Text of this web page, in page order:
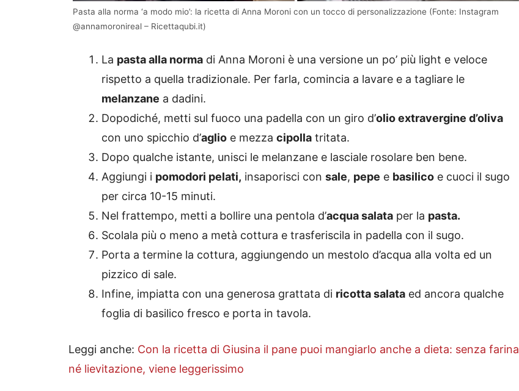
Pasta alla norma ‘a modo mio’: la ricetta di Anna Moroni con un tocco di personalizzazione (Fonte: Instagram
@annamoronireal – Ricettaqubi.it)
La pasta alla norma di Anna Moroni è una versione un po’ più light e veloce
rispetto a quella tradizionale. Per farla, comincia a lavare e a tagliare le
melanzane a dadini.
Dopodiché, metti sul fuoco una padella con un giro d’olio extravergine d’oliva
con uno spicchio d’aglio e mezza cipolla tritata.
Dopo qualche istante, unisci le melanzane e lasciale rosolare ben bene.
Aggiungi i pomodori pelati, insaporisci con sale, pepe e basilico e cuoci il sugo
per circa 10-15 minuti.
Nel frattempo, metti a bollire una pentola d’acqua salata per la pasta.
Scolala più o meno a metà cottura e trasferiscila in padella con il sugo.
Porta a termine la cottura, aggiungendo un mestolo d’acqua alla volta ed un
pizzico di sale.
Infine, impiatta con una generosa grattata di ricotta salata ed ancora qualche
foglia di basilico fresco e porta in tavola.
Leggi anche: Con la ricetta di Giusina il pane puoi mangiarlo anche a dieta: senza farina
né lievitazione, viene leggerissimo